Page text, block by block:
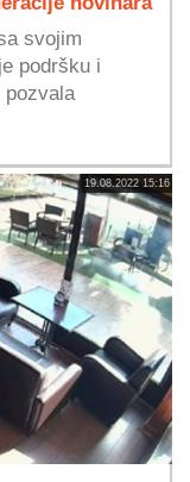
svojim
podršku i
pozvala
19.08.2022 15:16